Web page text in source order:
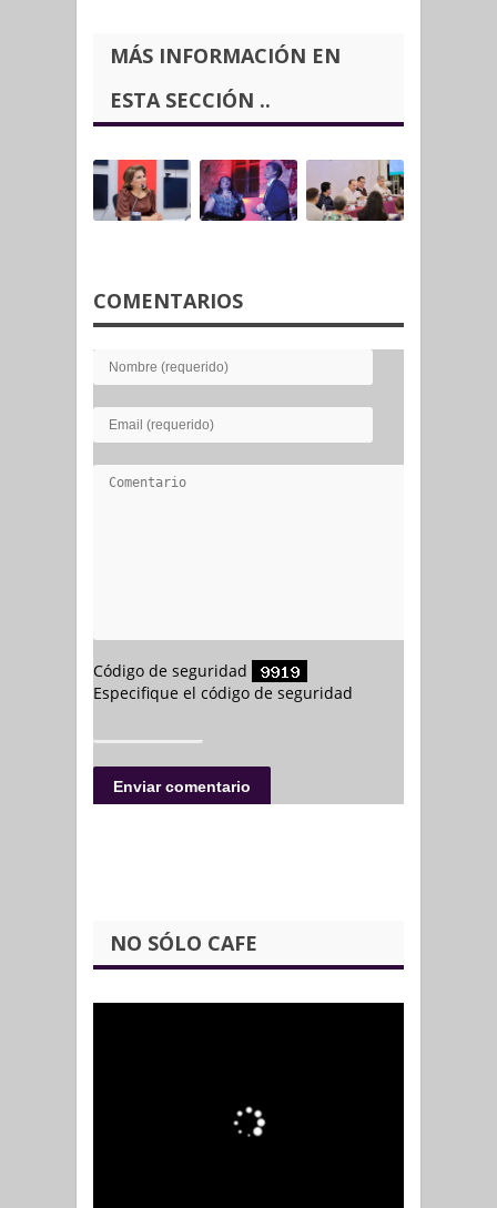
MÁS INFORMACIÓN EN
ESTA SECCIÓN ..
COMENTARIOS
NO SÓLO CAFE